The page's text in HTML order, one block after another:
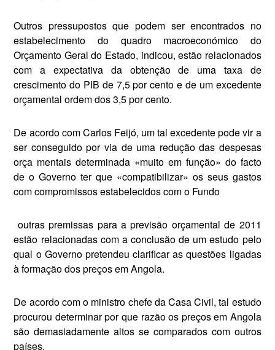
Outros pressupostos que po­dem ser encontrados no
estabe­lecimento do quadro macroeco­nómico do
Orçamento Geral do Estado, indicou, estão relaciona­dos
com a expectativa da obten­ção de uma taxa de
crescimento do PIB de 7,5 por cento e de um excedente
orçamental ordem dos 3,5 por cento.
De acordo com Carlos Feijó, um tal excedente pode vir a
ser conse­guido por via de uma redução das despesas
orça mentais determina­da «muito em função» do facto
de o Governo ter que «compatibili­zar» os seus gastos
com compro­missos estabelecidos com o Fundo
outras premissas para a pre­visão orçamental de 2011
estão relacionadas com a conclusão de um estudo pelo
qual o Governo pretendeu clarificar as questões ligadas
à formação dos preços em Angola.
De acordo com o ministro che­fe da Casa Civil, tal estudo
procu­rou determinar por que razão os preços em Angola
são demasiada­mente altos se comparados com outros
países.